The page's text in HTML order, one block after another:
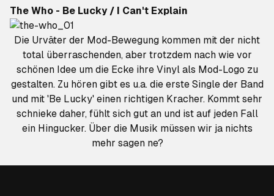
The Who - Be Lucky / I Can't Explain
Die Urväter der Mod-Bewegung kommen mit der nicht
total überraschenden, aber trotzdem nach wie vor
schönen Idee um die Ecke ihre Vinyl als Mod-Logo zu
gestalten. Zu hören gibt es u.a. die erste Single der Band
und mit 'Be Lucky' einen richtigen Kracher. Kommt sehr
schnieke daher, fühlt sich gut an und ist auf jeden Fall
ein Hingucker. Über die Musik müssen wir ja nichts